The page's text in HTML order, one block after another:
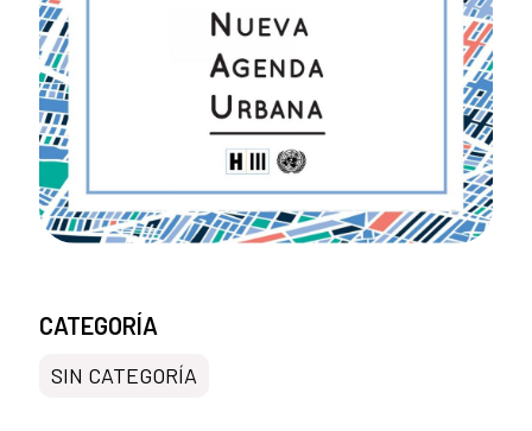
CATEGORÍA
SIN CATEGORÍA